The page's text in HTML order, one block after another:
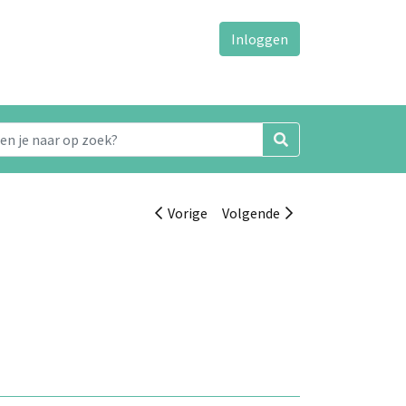
Inloggen
Vorige Volgende